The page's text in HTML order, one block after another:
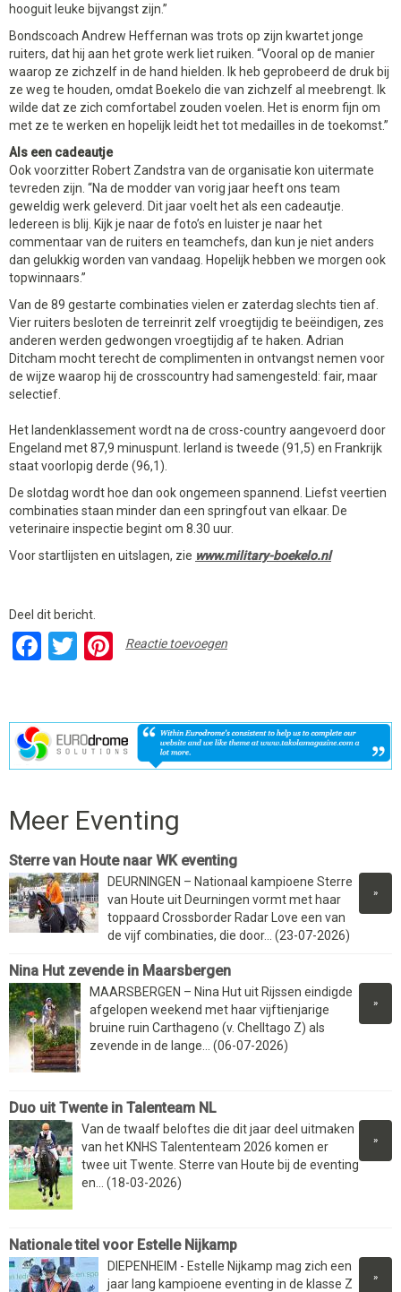
hooguit leuke bijvangst zijn.”
Bondscoach Andrew Heffernan was trots op zijn kwartet jonge
ruiters, dat hij aan het grote werk liet ruiken. “Vooral op de manier
waarop ze zichzelf in de hand hielden. Ik heb geprobeerd de druk bij
ze weg te houden, omdat Boekelo die van zichzelf al meebrengt. Ik
wilde dat ze zich comfortabel zouden voelen. Het is enorm fijn om
met ze te werken en hopelijk leidt het tot medailles in de toekomst.”
Als een cadeautje
Ook voorzitter Robert Zandstra van de organisatie kon uitermate
tevreden zijn. “Na de modder van vorig jaar heeft ons team
geweldig werk geleverd. Dit jaar voelt het als een cadeautje.
Iedereen is blij. Kijk je naar de foto’s en luister je naar het
commentaar van de ruiters en teamchefs, dan kun je niet anders
dan gelukkig worden van vandaag. Hopelijk hebben we morgen ook
topwinnaars.”
Van de 89 gestarte combinaties vielen er zaterdag slechts tien af.
Vier ruiters besloten de terreinrit zelf vroegtijdig te beëindigen, zes
anderen werden gedwongen vroegtijdig af te haken. Adrian
Ditcham mocht terecht de complimenten in ontvangst nemen voor
de wijze waarop hij de crosscountry had samengesteld: fair, maar
selectief.
Het landenklassement wordt na de cross-country aangevoerd door
Engeland met 87,9 minuspunt. Ierland is tweede (91,5) en Frankrijk
staat voorlopig derde (96,1).
De slotdag wordt hoe dan ook ongemeen spannend. Liefst veertien
combinaties staan minder dan een springfout van elkaar. De
veterinaire inspectie begint om 8.30 uur.
Voor startlijsten en uitslagen, zie www.military-boekelo.nl
Deel dit bericht.
Facebook
TwitterPinterest
Reactie toevoegen
Meer Eventing
Sterre van Houte naar WK eventing
»
DEURNINGEN – Nationaal kampioene Sterre
van Houte uit Deurningen vormt met haar
toppaard Crossborder Radar Love een van
de vijf combinaties, die door... (23-07-2026)
Nina Hut zevende in Maarsbergen
»
MAARSBERGEN – Nina Hut uit Rijssen eindigde
afgelopen weekend met haar vijftienjarige
bruine ruin Carthageno (v. Chelltago Z) als
zevende in de lange... (06-07-2026)
Duo uit Twente in Talenteam NL
»
Van de twaalf beloftes die dit jaar deel uitmaken
van het KNHS Talententeam 2026 komen er
twee uit Twente. Sterre van Houte bij de eventing
en... (18-03-2026)
Nationale titel voor Estelle Nijkamp
»
DIEPENHEIM - Estelle Nijkamp mag zich een
jaar lang kampioene eventing in de klasse Z